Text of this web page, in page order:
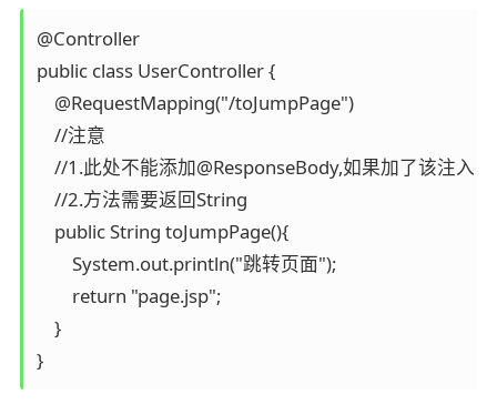
@Controller
public class UserController {
    @RequestMapping("/toJumpPage")
    //注意
//1.此处不能添加@ResponseBody,如果加了该注入
    //2.方法需要返回String
    public String toJumpPage(){
        System.out.println("跳转页面");
        return "page.jsp";
    }
}